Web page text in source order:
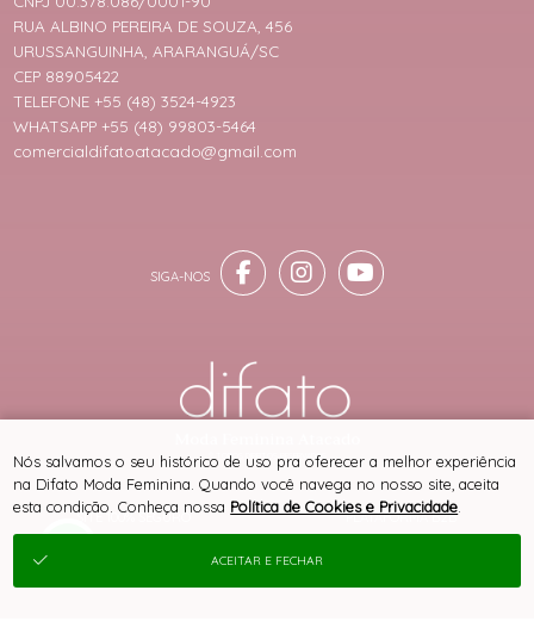
SITE 100% SEGURO PLATAFORMA B2B
RUA ALBINO PEREIRA DE SOUZA, 456
URUSSANGUINHA, ARARANGUÁ/SC
CEP 88905422
TELEFONE +55 (48) 3524-4923
WHATSAPP +55 (48) 99803-5464
comercialdifatoatacado@gmail.com
® TODOS DIREITOS RESERVADOS
Nós salvamos o seu histórico de uso pra oferecer a melhor experiência
na Difato Moda Feminina. Quando você navega no nosso site, aceita
esta condição. Conheça nossa Política de Cookies e Privacidade
ACEITAR E FECHAR